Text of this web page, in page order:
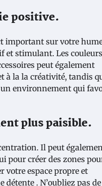
positive.
important sur votre
et stimulant. Les couleurs
peut également
à la la créativité, tandis
environnement qui
plus paisible.
Il peut
pour créer des zones
votre espace propre et
détente . N’oubliez pas de